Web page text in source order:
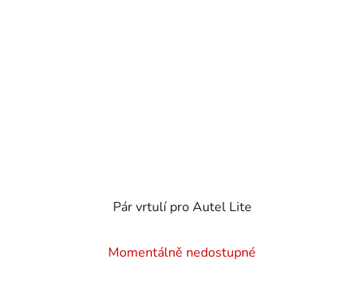
Pár vrtulí pro Autel Lite
Momentálně nedostupné